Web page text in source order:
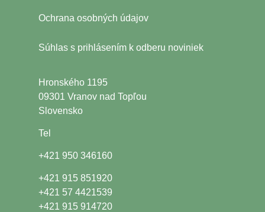
Ochrana osobných údajov
Súhlas s prihlásením k odberu noviniek
Hronského 1195
09301 Vranov nad Topľou
Slovensko
Tel
+421 950 346160
+421 915 851920
+421 57 4421539
+421 915 914720